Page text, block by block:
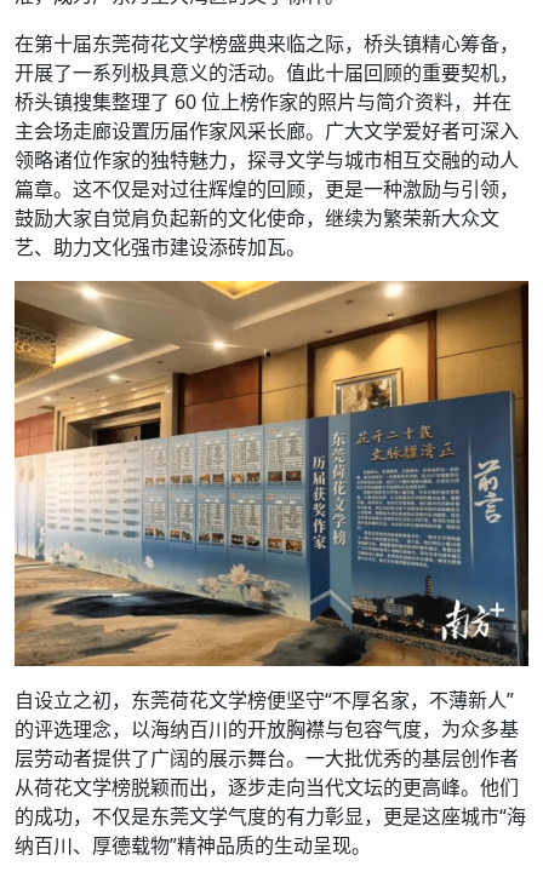
在第十届东莞荷花文学榜盛典来临之际，桥头镇精心筹备，
开展了一系列极具意义的活动。值此十届回顾的重要契机，
桥头镇搜集整理了 60 位上榜作家的照片与简介资料，并在
主会场走廊设置历届作家风采长廊。广大文学爱好者可深入
领略诸位作家的独特魅力，探寻文学与城市相互交融的动人
篇章。这不仅是对过往辉煌的回顾，更是一种激励与引领，
鼓励大家自觉肩负起新的文化使命，继续为繁荣新大众文
艺、助力文化强市建设添砖加瓦。
自设立之初，东莞荷花文学榜便坚守“不厚名家，不薄新人”
的评选理念，以海纳百川的开放胸襟与包容气度，为众多基
层劳动者提供了广阔的展示舞台。一大批优秀的基层创作者
从荷花文学榜脱颖而出，逐步走向当代文坛的更高峰。他们
的成功，不仅是东莞文学气度的有力彰显，更是这座城市“海
纳百川、厚德载物”精神品质的生动呈现。